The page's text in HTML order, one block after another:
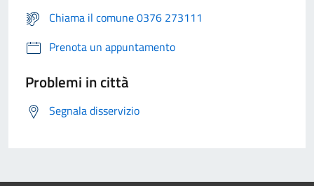
Chiama il comune 0376 273111
Prenota un appuntamento
Problemi in città
Segnala disservizio